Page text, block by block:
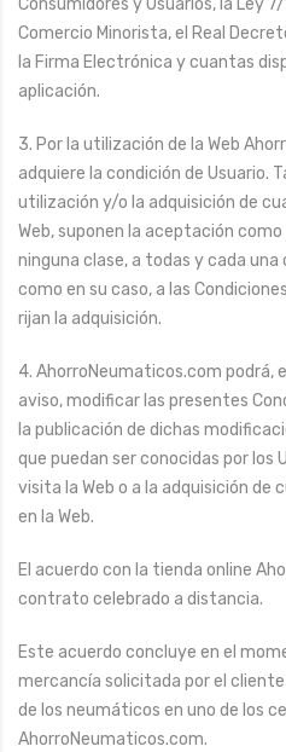
Consumidores y Usuarios, la Ley
Comercio Minorista, el Real
la Firma Electrónica y cuantas
aplicación.
3. Por la utilización de la Web
adquiere la condición de Usuario.
utilización y/o la adquisición de
Web, suponen la aceptación como
ninguna clase, a todas y cada una
como en su caso, a las
rijan la adquisición.
4. AhorroNeumaticos.com podrá,
aviso, modificar las presentes
la publicación de dichas
que puedan ser conocidas por los
visita la Web o a la adquisición de
en la Web.
El acuerdo con la tienda online
contrato celebrado a distancia.
Este acuerdo concluye en el
mercancía solicitada por el
de los neumáticos en uno de los
AhorroNeumaticos.com.